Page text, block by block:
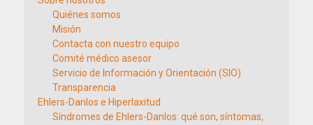
Quiénes somos
Misión
Contacta con nuestro equipo
Comité médico asesor
Servicio de Información y Orientación (SIO)
Transparencia
Ehlers-Danlos e Hiperlaxitud
Síndromes de Ehlers-Danlos: qué son, síntomas,